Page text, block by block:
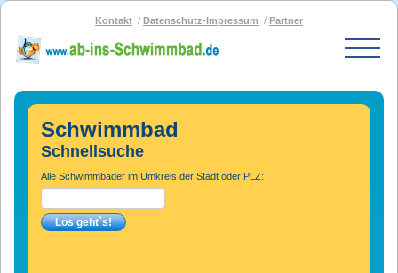
Kontakt Datenschutz-Impressum Partner
Start
Schwimmbad-Karte
Bäder nach PLZ
Bäder nach Stadt
SOS-Schwimmbad
Blog
Schwimmbad
Schnellsuche
Alle Schwimmbäder im Umkreis der Stadt oder PLZ: